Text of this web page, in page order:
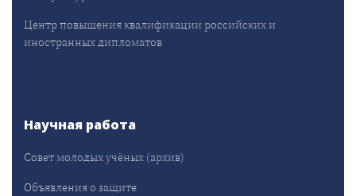
Центр повышения квалификации российских и
иностранных дипломатов
Научная работа
Совет молодых учёных (архив)
Объявления о защите